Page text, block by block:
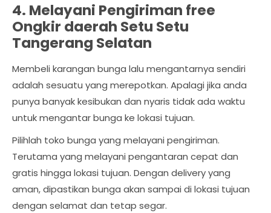
4. Melayani Pengiriman free
Ongkir daerah Setu Setu
Tangerang Selatan
Membeli karangan bunga lalu mengantarnya sendiri
adalah sesuatu yang merepotkan. Apalagi jika anda
punya banyak kesibukan dan nyaris tidak ada waktu
untuk mengantar bunga ke lokasi tujuan.
Pilihlah toko bunga yang melayani pengiriman.
Terutama yang melayani pengantaran cepat dan
gratis hingga lokasi tujuan. Dengan delivery yang
aman, dipastikan bunga akan sampai di lokasi tujuan
dengan selamat dan tetap segar.